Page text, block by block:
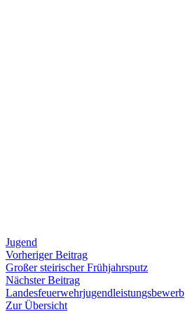
Jugend
Beitragsnavigation
Vorheriger BeitragVorheriger
Beitrag:
Großer steirischer Frühjahrsputz
Nächster BeitragNächster
Beitrag:
Landesfeuerwehrjugendleistungsbewerb
Zur Übersicht